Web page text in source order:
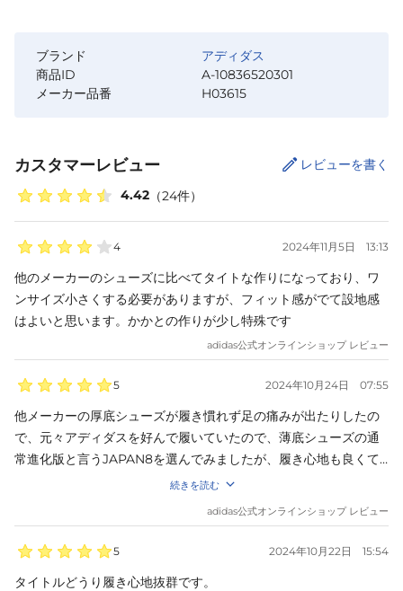
ブランド
アディダス
商品ID
A-10836520301
メーカー品番
H03615
カスタマーレビュー
4.42 （24件）
レビューを書く
4 2024年11月5日 13:13
他のメーカーのシューズに比べてタイトな作りになっており、ワ
ンサイズ小さくする必要がありますが、フィット感がでて設地感
はよいと思います。かかとの作りが少し特殊です
adidas公式オンラインショップ レビュー
5 2024年10月24日 07:55
他メーカーの厚底シューズが履き慣れず足の痛みが出たりしたの
で、元々アディダスを好んで履いていたので、薄底シューズの通
常進化版と言うJAPAN8を選んでみましたが、履き心地も良くて
足の痛みも出なくなり最高のシューズです。
続きを読む
adidas公式オンラインショップ レビュー
5 2024年10月22日 15:54
タイトルどうり履き心地抜群です。